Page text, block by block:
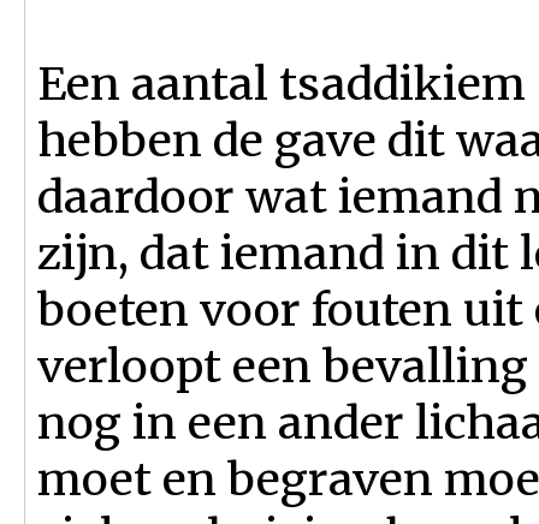
Een aantal
hebben de gave dit
daardoor wat iemand
zijn, dat iemand in dit
boeten voor fouten uit
verloopt een
nog in een ander
moet en begraven